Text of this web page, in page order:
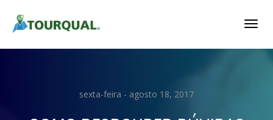
sexta-feira - agosto 18, 2017